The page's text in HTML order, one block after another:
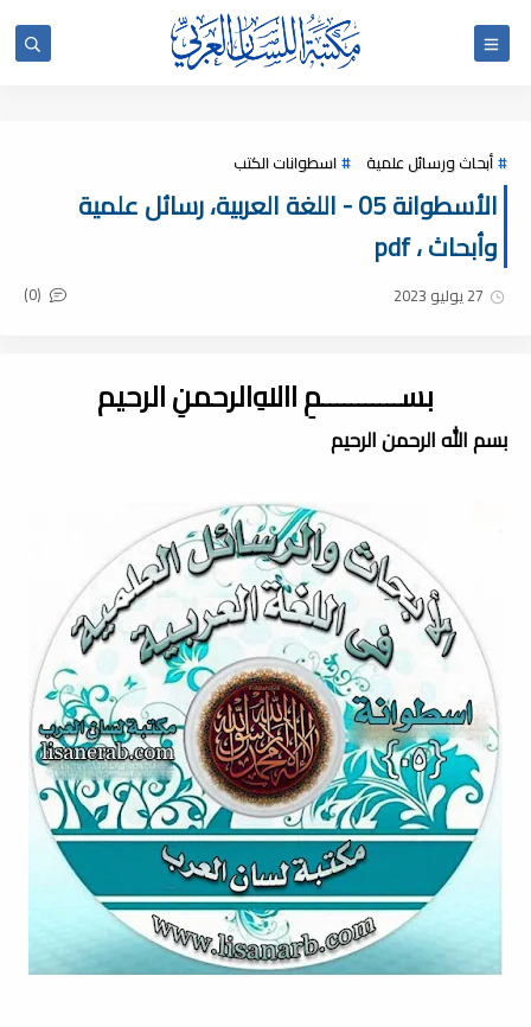
أبحاث ورسائل علمية اسطوانات الكتب
الأسطوانة 05 - اللغة العربية، رسائل علمية
وأبحاث ، pdf
27 يوليو 2023 (0)
بســـــــــــمِ اﷲِالرحمنِ الرحيم
بسم الله الرحمن الرحيم